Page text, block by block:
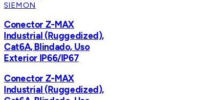
SIEMON
Conector Z-MAX
Industrial (Ruggedized),
Cat6A, Blindado, Uso
Exterior IP66/IP67
Conector Z-MAX
Industrial (Ruggedized),